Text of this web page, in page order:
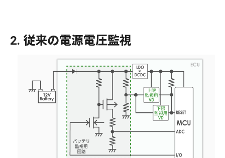
2. 従来の電源電圧監視